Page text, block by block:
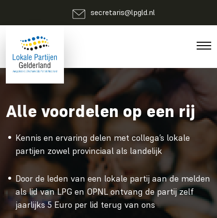
secretaris@lpgld.nl
Alle voordelen op een rij
Kennis en ervaring delen met collega’s lokale
partijen zowel provinciaal als landelijk
Door de leden van een lokale partij aan de melden
als lid van LPG en OPNL ontvang de partij zelf
jaarlijks 5 Euro per lid terug van ons